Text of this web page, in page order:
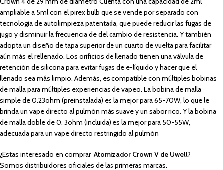
ampliable a 5ml con el pirex bulb que se vende por separado con
tecnología de autolimpieza patentada, que puede reducir las fugas de
jugo y disminuir la frecuencia de del cambio de resistencia. Y también
adopta un diseño de tapa superior de un cuarto de vuelta para facilitar
aún más el rellenado. Los orificios de llenado tienen una válvula de
retención de silicona para evitar fugas de e-líquido y hacer que el
llenado sea más limpio. Además, es compatible con múltiples bobinas
de malla para múltiples experiencias de vapeo. La bobina de malla
simple de 0.23ohm (preinstalada) es la mejor para 65-70W, lo que le
brinda un vape directo al pulmón más suave y un sabor rico. Y la bobina
de malla doble de 0. 3ohm (incluida) es la mejor para 50-55W,
adecuada para un vape directo restringido al pulmón
¿Estas interesado en comprar Atomizador Crown V de Uwell?
Somos distribuidores oficiales de las primeras marcas.